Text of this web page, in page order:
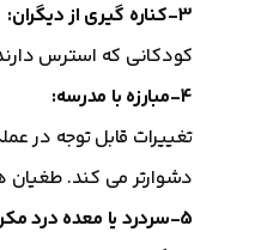
3-کناره گیری از دیگران:
کودکانی که استرس
4-مبارزه با مدرسه:
تغییرات قابل توجه در
دشوارتر می کند.
5-سردرد یا معده درد مکرر: